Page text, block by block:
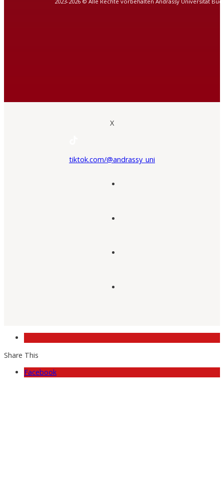
X
tiktok.com/@andrassy_uni
Share This
Facebook